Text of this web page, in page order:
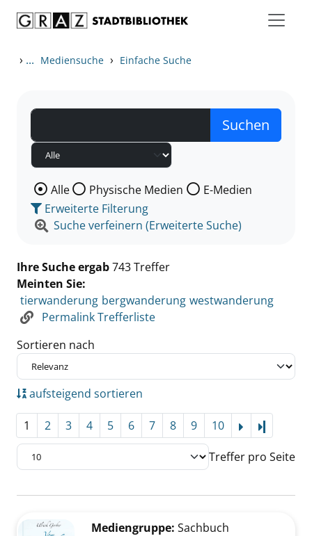
› ... Mediensuche › Einfache Suche
Wählen Sie die Medienart nach der Sie suchen wollen.
Alle Physische Medien
E-Medien
Erweiterte Filterung
Suche verfeinern (Erweiterte Suche)
Ihre Suche ergab743 Treffer
Meinten Sie:
tierwanderung bergwanderung westwanderung
Permalink Trefferliste
Sortieren nach
aufsteigend sortieren
1 2 3 4 5 6 7 8 9 10
Treffer pro Seite
Zu den Suchfiltern springen
Mediengruppe: Sachbuch